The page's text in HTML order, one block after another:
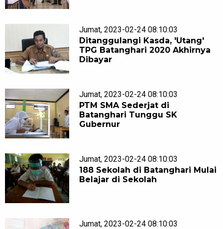
Jumat, 2023-02-24 08:10:03
Ditanggulangi Kasda, 'Utang'
TPG Batanghari 2020 Akhirnya
Dibayar
Jumat, 2023-02-24 08:10:03
PTM SMA Sederjat di
Batanghari Tunggu SK
Gubernur
Jumat, 2023-02-24 08:10:03
188 Sekolah di Batanghari Mulai
Belajar di Sekolah
Jumat, 2023-02-24 08:10:03